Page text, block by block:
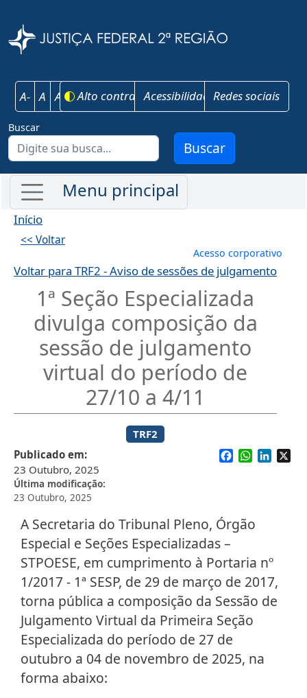
A- A A+ Alto contrasteAcessibilidadeRedes sociais
Buscar
Buscar
Início
<< Voltar
Menu de
Acesso corporativo
Voltar para TRF2 - Aviso de sessões de julgamento
1ª Seção Especializada
divulga composição da
sessão de julgamento
virtual do período de
27/10 a 4/11
TRF2
Publicado em
23 Outubro, 2025
Última modificação
23 Outubro, 2025
Facebook
WhatsApp
A Secretaria do Tribunal Pleno, Órgão
Especial e Seções Especializadas –
STPOESE, em cumprimento à Portaria nº
1/2017 - 1ª SESP, de 29 de março de 2017,
torna pública a composição da Sessão de
Julgamento Virtual da Primeira Seção
Especializada do período de 27 de
outubro a 04 de novembro de 2025, na
forma abaixo: